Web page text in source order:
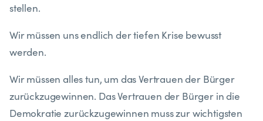
stellen.
Wir müssen uns endlich der tiefen Krise bewusst
werden.
Wir müssen alles tun, um das Vertrauen der Bürger
zurückzugewinnen. Das Vertrauen der Bürger in die
Demokratie zurückzugewinnen muss zur wichtigsten